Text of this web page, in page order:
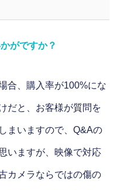
がですか？
、購入率が100%にな
だと、お客様が質問を
まいますので、Q&Aの
いますが、映像で対応
カメラならではの傷の